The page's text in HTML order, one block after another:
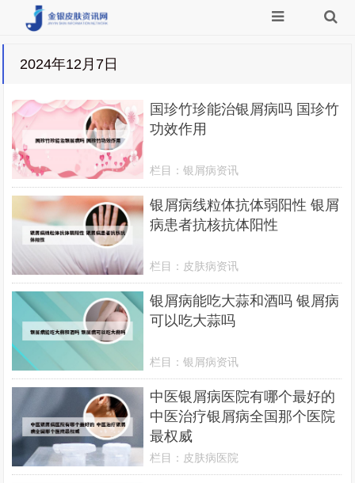
2024年12月7日
国珍竹珍能治银屑病吗 国珍竹
功效作用
栏目：银屑病资讯
银屑病线粒体抗体弱阳性 银屑
病患者抗核抗体阳性
栏目： 皮肤病资讯
银屑病能吃大蒜和酒吗 银屑病
可以吃大蒜吗
栏目：银屑病资讯
中医银屑病医院有哪个最好的
中医治疗银屑病全国那个医院
最权威
栏目： 皮肤病医院